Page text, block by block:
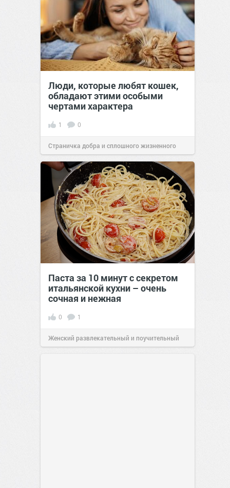
Люди, которые любят кошек,
обладают этими особыми
чертами характера
1 0
Страничка добра и сплошного жизненного
позитива!10:3807 авг 2026
Паста за 10 минут с секретом
итальянской кухни – очень
сочная и нежная
0 1
Женский развлекательный и поучительный